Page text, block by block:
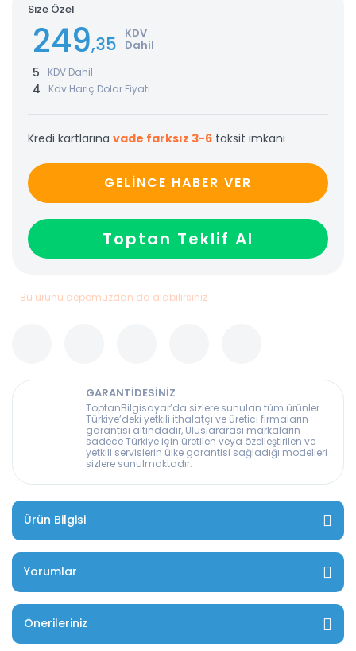
Size Özel
249,35 KDV
Dahil
5 KDV Dahil
4 Kdv Hariç Dolar Fiyatı
Kredi kartlarına vade farksız 3-6 taksit imkanı
GELİNCE HABER VER
Toptan Teklif Al
Bu ürünü depomuzdan da alabilirsiniz
GARANTİDESİNİZ
ToptanBilgisayar’da sizlere sunulan tüm ürünler
Türkiye’deki yetkili ithalatçı ve üretici firmaların
garantisi altındadır, Uluslararası markaların
sadece Türkiye için üretilen veya özelleştirilen ve
yetkili servislerin ülke garantisi sağladığı modelleri
sizlere sunulmaktadır.
Ürün Bilgisi
Yorumlar
Önerileriniz